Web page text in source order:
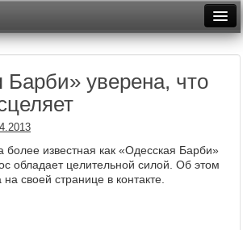
Неделя
Месяц
Архив
Барби» уверена, что
более известная как «Одесская Барби»
обладает целительной силой. Об этом
своей странице в контакте.